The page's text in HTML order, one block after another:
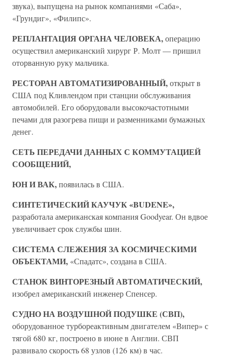
звука), выпущена на рынок компаниями «Саба»,
«Грундиг», «Филипс».
РЕПЛАНТАЦИЯ ОРГАНА ЧЕЛОВЕКА,операцию
осуществил американский хирург Р. Молт — пришил
оторванную руку мальчика.
РЕСТОРАН АВТОМАТИЗИРОВАННЫЙ,открыт в
США под Кливлендом при станции обслуживания
автомобилей. Его оборудовали высокочастотными
печами для разогрева пищи и разменниками бумажных
денег.
СЕТЬ ПЕРЕДАЧИ ДАННЫХ С КОММУТАЦИЕЙ
СООБЩЕНИЙ,
ЮН И ВАК,появилась в США.
СИНТЕТИЧЕСКИЙ КАУЧУК «BUDENE»,
разработала американская компания Goodyear. Он вдвое
увеличивает срок службы шин.
СИСТЕМА СЛЕЖЕНИЯ ЗА КОСМИЧЕСКИМИ
ОБЪЕКТАМИ, «Спадатс», создана в США.
СТАНОК ВИНТОРЕЗНЫЙ АВТОМАТИЧЕСКИЙ,
изобрел американский инженер Спенсер.
СУДНО НА ВОЗДУШНОЙ ПОДУШКЕ (СВП),
оборудованное турбореактивным двигателем «Випер» с
тягой 680 кг, построено в июне в Англии. СВП
развивало скорость 68 узлов (126 км) в час.